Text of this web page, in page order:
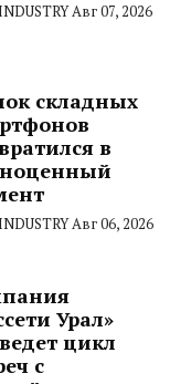
Авг 07, 2026
складных
в
Авг 06, 2026
Урал»
цикл
с